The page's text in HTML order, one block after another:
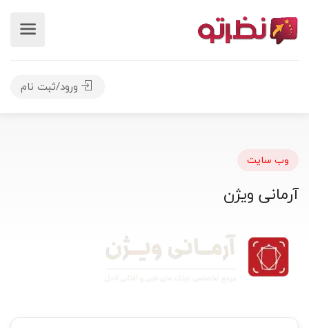
ورود/ثبت نام
وب سایت
آرمانی ویژن